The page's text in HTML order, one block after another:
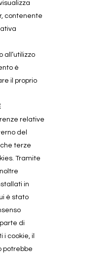
contenente
all’utilizzo
è
il proprio
relative
del
terze
Tramite
in
è stato
di
i cookie, il
potrebbe